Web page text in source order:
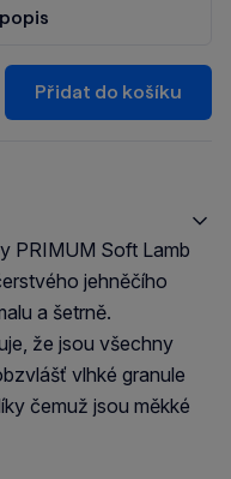
Přidat do košíku
PRIMUM Soft Lamb
jehněčího
a šetrně.
že jsou všechny
vlhké granule
čemuž jsou měkké